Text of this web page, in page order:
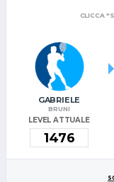
CLICCA
GABRIELE
BRUNI
LEVEL ATTUALE